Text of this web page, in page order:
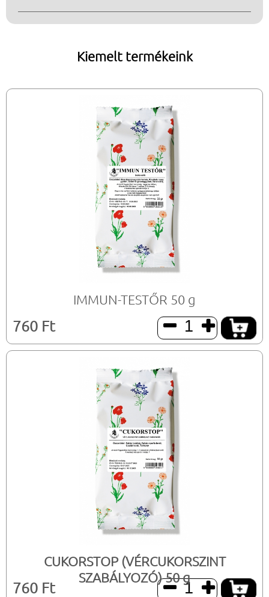
Kiemelt termékeink
IMMUN-TESTŐR 50 g
760 Ft  
CUKORSTOP (VÉRCUKORSZINT
SZABÁLYOZÓ) 50 g
760 Ft  